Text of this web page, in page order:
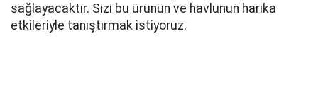
sağlayacaktır. Sizi bu ürünün ve havlunun harika
etkileriyle tanıştırmak istiyoruz.